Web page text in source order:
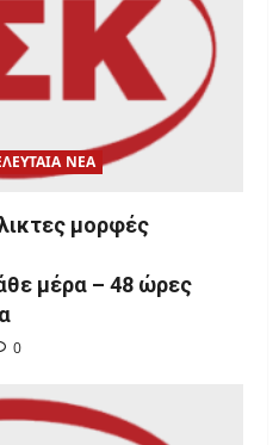
ΝΕΑ
μορφές
μέρα – 48 ώρες
0